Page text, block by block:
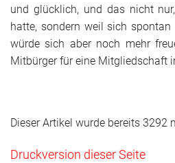
und glücklich, und das nicht
hatte, sondern weil sich
würde sich aber noch mehr
Mitbürger für eine Mitgliedschaft
Dieser Artikel wurde bereits 3292
Druckversion dieser Seite